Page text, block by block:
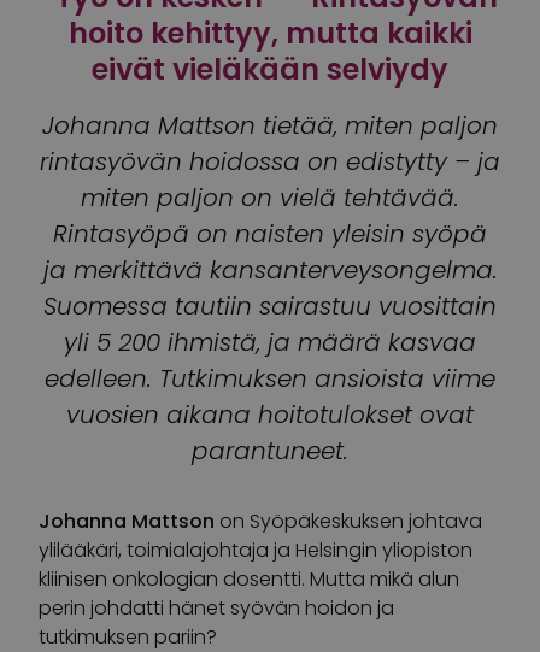
hoito kehittyy, mutta kaikki
eivät vieläkään selviydy
Johanna Mattson tietää, miten paljon
rintasyövän hoidossa on edistytty – ja
miten paljon on vielä tehtävää.
Rintasyöpä on naisten yleisin syöpä
ja merkittävä kansanterveysongelma.
Suomessa tautiin sairastuu vuosittain
yli 5 200 ihmistä, ja määrä kasvaa
edelleen. Tutkimuksen ansioista viime
vuosien aikana hoitotulokset ovat
parantuneet.
Johanna Mattson on Syöpäkeskuksen johtava
ylilääkäri, toimialajohtaja ja Helsingin yliopiston
kliinisen onkologian dosentti. Mutta mikä alun
perin johdatti hänet syövän hoidon ja
tutkimuksen pariin?